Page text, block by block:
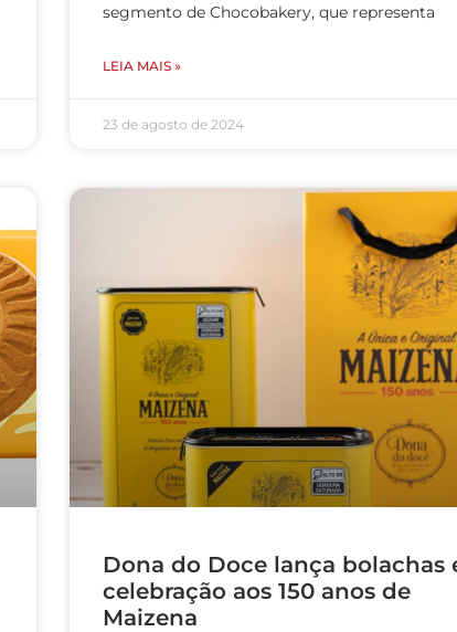
segmento de Chocobakery, que representa
LEIA MAIS »
23 de agosto de 2024
Dona do Doce lança bolachas
celebração aos 150 anos de
Maizena